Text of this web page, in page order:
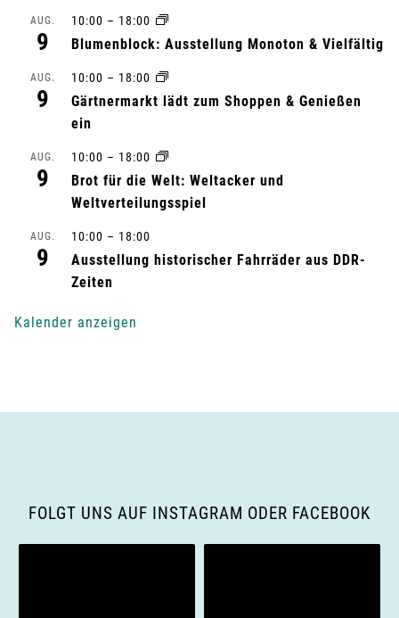
-
a
AUG.
9
10:00 – 18:00
Blumenblock: Ausstellung Monoton & Vielfältig
AUG.
9
10:00 – 18:00
Gärtnermarkt lädt zum Shoppen & Genießen
ein
AUG.
9
10:00 – 18:00
Brot für die Welt: Weltacker und
Weltverteilungsspiel
AUG.
9
10:00 – 18:00
Ausstellung historischer Fahrräder aus DDR-
Zeiten
Kalender anzeigen
FOLGT UNS AUF INSTAGRAM ODER FACEBOOK